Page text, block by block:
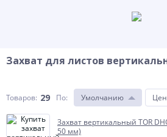
Захват для листов
Товаров: 29 По: Умолчанию
Захват вертикальный TOR
50 мм)